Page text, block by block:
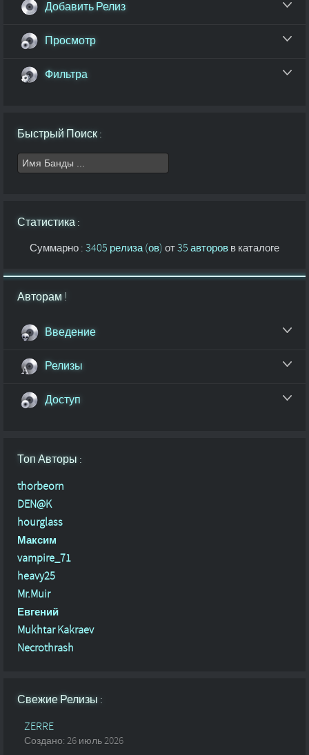
Добавить Релиз
Просмотр
Фильтра
Быстрый Поиск :
Статистика :
Суммарно : 3405 релиза (ов) от35 авторов в каталоге
Авторам !
Введение
Релизы
Доступ
Топ Авторы :
thorbeorn
DEN@K
hourglass
Максим
vampire_71
heavy25
Mr.Muir
Евгений
Mukhtar Kakraev
Necrothrash
Свежие Релизы :
ZERRE
Создано: 26 июль 2026